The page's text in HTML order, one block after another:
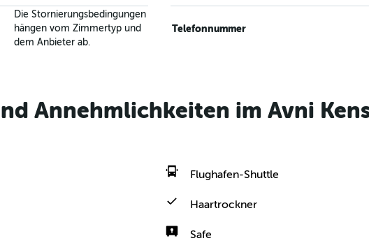
Die Stornierungsbedingungen
hängen vom Zimmertyp und
dem Anbieter ab.
Telefonnummer
Annehmlichkeiten im Avni
Flughafen-Shuttle
Haartrockner
Safe